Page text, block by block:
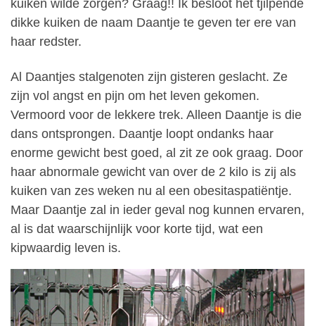
kuiken wilde zorgen? Graag!! Ik besloot het tjilpende
dikke kuiken de naam Daantje te geven ter ere van
haar redster.
Al Daantjes stalgenoten zijn gisteren geslacht. Ze
zijn vol angst en pijn om het leven gekomen.
Vermoord voor de lekkere trek. Alleen Daantje is die
dans ontsprongen. Daantje loopt ondanks haar
enorme gewicht best goed, al zit ze ook graag. Door
haar abnormale gewicht van over de 2 kilo is zij als
kuiken van zes weken nu al een obesitaspatiëntje.
Maar Daantje zal in ieder geval nog kunnen ervaren,
al is dat waarschijnlijk voor korte tijd, wat een
kipwaardig leven is.